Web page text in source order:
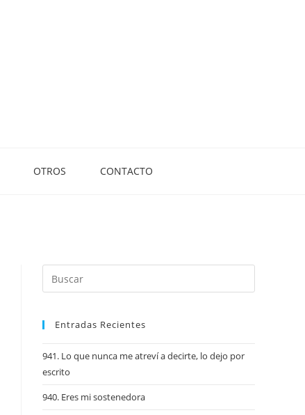
OTROS CONTACTO
Entradas Recientes
941. Lo que nunca me atreví a decirte, lo dejo por
escrito
940. Eres mi sostenedora